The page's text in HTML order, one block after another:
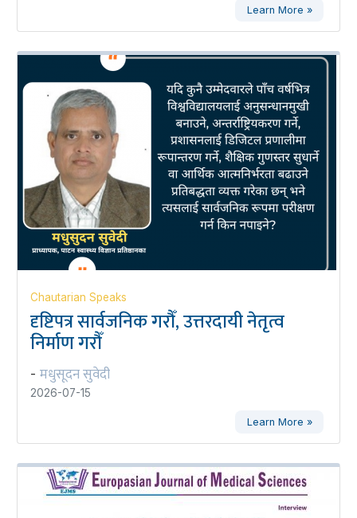
Learn More »
Chautarian Speaks
दृष्टिपत्र सार्वजनिक गरौँ, उत्तरदायी नेतृत्व
निर्माण गरौँ
- मधुसूदन सुवेदी
2026-07-15
Learn More »